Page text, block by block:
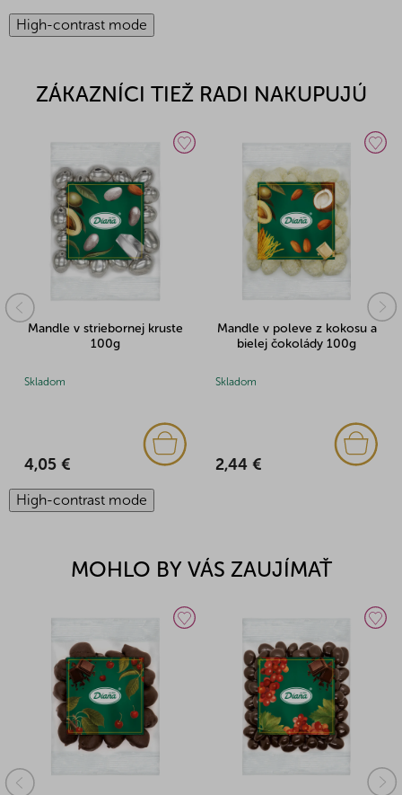
High-contrast mode
ZÁKAZNÍCI TIEŽ RADI NAKUPUJÚ
Mandle v striebornej kruste
100g
Skladom
4,05 €
Mandle v poleve z kokosu a
bielej čokolády 100g
Skladom
2,44 €
High-contrast mode
MOHLO BY VÁS ZAUJÍMAŤ